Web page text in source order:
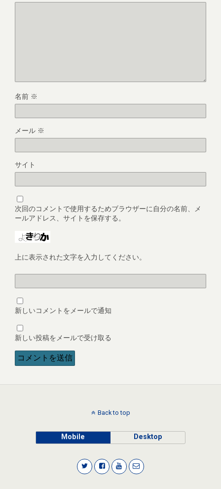
名前 ※
メール ※
サイト
次回のコメントで使用するためブラウザーに自分の名前、メ
ールアドレス、サイトを保存する。
上に表示された文字を入力してください。
新しいコメントをメールで通知
新しい投稿をメールで受け取る
Back to top
Mobile Desktop